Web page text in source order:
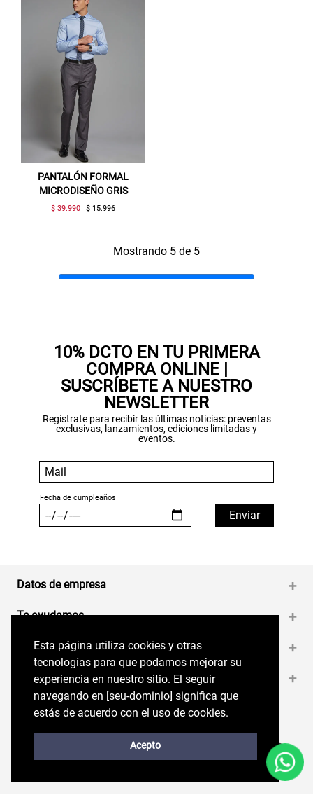
Esta página utiliza cookies y otras
tecnologías para que podamos mejorar su
experiencia en nuestro sitio. El seguir
navegando en perryellis.cl significa que estás
de acuerdo con el uso de cookies.
Acepto
Esta página utiliza cookies y otras
tecnologías para que podamos mejorar su
experiencia en nuestro sitio. El seguir
navegando en [seu-dominio] significa que
estás de acuerdo con el uso de cookies.
Acepto
PANTALÓN FORMAL
MICRODISEÑO GRIS
$ 39.990 $ 15.996
Mostrando 5 de 5
10% DCTO EN TU PRIMERA
COMPRA ONLINE |
SUSCRÍBETE A NUESTRO
NEWSLETTER
Regístrate para recibir las últimas noticias: preventas
exclusivas, lanzamientos, ediciones limitadas y
eventos.
Aquí esta tu cupón, usalo en tu siguiente
compra. Valido por 72 hrs.
Datos de empresa +
Te ayudamos +
Medios de pago +
Contáctanos +
Síguenos en nuestras RRSS
Trabaja con Nosotros